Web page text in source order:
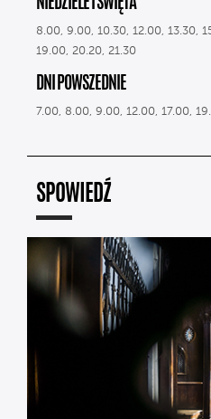
NIEDZIELE I ŚWIĘTA
8.00, 9.00, 10.30, 12.00, 13.30,
19.00, 20.20, 21.30
DNI POWSZEDNIE
7.00, 8.00, 9.00, 12.00, 17.00,
SPOWIEDŹ